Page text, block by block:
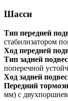
Шасси
Тип передней
стабилизатором
Ход передней
Тип задней
поперечной
Ход задней
Передний
мм) с